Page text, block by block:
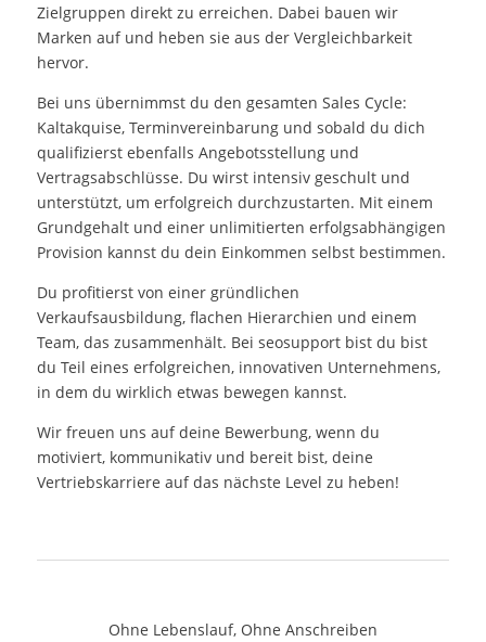
Zielgruppen direkt zu erreichen. Dabei bauen wir
Marken auf und heben sie aus der Vergleichbarkeit
hervor.
Bei uns übernimmst du den gesamten Sales Cycle:
Kaltakquise, Terminvereinbarung und sobald du dich
qualifizierst ebenfalls Angebotsstellung und
Vertragsabschlüsse. Du wirst intensiv geschult und
unterstützt, um erfolgreich durchzustarten. Mit einem
Grundgehalt und einer unlimitierten erfolgsabhängigen
Provision kannst du dein Einkommen selbst bestimmen.
Du profitierst von einer gründlichen
Verkaufsausbildung, flachen Hierarchien und einem
Team, das zusammenhält. Bei seosupport bist du bist
du Teil eines erfolgreichen, innovativen Unternehmens,
in dem du wirklich etwas bewegen kannst.
Wir freuen uns auf deine Bewerbung, wenn du
motiviert, kommunikativ und bereit bist, deine
Vertriebskarriere auf das nächste Level zu heben!
Ohne Lebenslauf, Ohne Anschreiben